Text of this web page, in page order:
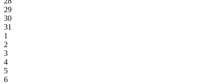
29
30
31
1
2
3
4
5
6